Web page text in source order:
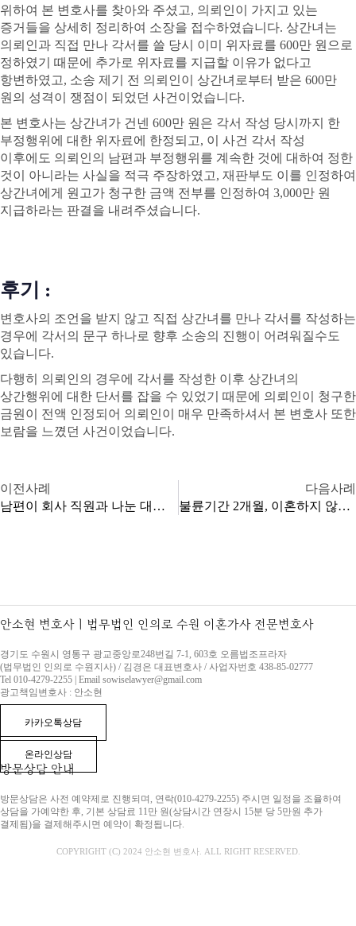
위하여 본 변호사를 찾아와 주셨고, 의뢰인이 가지고 있는
증거들을 상세히 정리하여 소장을 접수하였습니다. 상간녀는
의뢰인과 직접 만나 각서를 쓸 당시 이미 위자료를 600만 원으로
정하였기 때문에 추가로 위자료를 지급할 이유가 없다고
항변하였고, 소송 제기 전 의뢰인이 상간녀로부터 받은 600만
원의 성격이 쟁점이 되었던 사건이었습니다.
본 변호사는 상간녀가 건넨 600만 원은 각서 작성 당시까지 한
부정행위에 대한 위자료에 한정되고, 이 사건 각서 작성
이후에도 의뢰인의 남편과 부정행위를 계속한 것에 대하여 정한
것이 아니라는 사실을 적극 주장하였고, 재판부도 이를 인정하여
상간녀에게 원고가 청구한 금액 전부를 인정하여 3,000만 원
지급하라는 판결을 내려주셨습니다.
후기 :
변호사의 조언을 받지 않고 직접 상간녀를 만나 각서를 작성하는
경우에 각서의 문구 하나로 향후 소송의 진행이 어려워질수도
있습니다.
다행히 의뢰인의 경우에 각서를 작성한 이후 상간녀의
상간행위에 대한 단서를 잡을 수 있었기 때문에 의뢰인이 청구한
금원이 전액 인정되어 의뢰인이 매우 만족하셔서 본 변호사 또한
보람을 느꼈던 사건이었습니다.
이전사례
남편이 회사 직원과 나눈 대화를 증거로, 상간손배 진행하여 이혼하지 않았으나 높은 위자료(2,000만 원) 인정받은 사례
다음사례
불륜기간 2개월, 이혼하지 않았음에도 위자료 2,000만 원 인정된 사례
안소현 변호사ㅣ법무법인 인의로 수원 이혼가사 전문변호사
경기도 수원시 영통구 광교중앙로248번길 7-1, 603호 오름법조프라자
(법무법인 인의로 수원지사) / 김경은 대표변호사 / 사업자번호 438-85-02777
Tel 010-4279-2255 | Email sowiselawyer@gmail.com
광고책임변호사 : 안소현
카카오톡상담
온라인상담
방문상담 안내
방문상담은 사전 예약제로 진행되며, 연락(010-4279-2255) 주시면 일정을 조율하여
상담을 가예약한 후, 기본 상담료 11만 원(상담시간 연장시 15분 당 5만원 추가
결제됨)을 결제해주시면 예약이 확정됩니다.
COPYRIGHT (C) 2024 안소현 변호사. ALL RIGHT RESERVED.